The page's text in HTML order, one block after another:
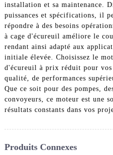
installation et sa maintenance.
puissances et spécifications, il
répondre à des besoins
à cage d'écureuil améliore le
rendant ainsi adapté aux
initiale élevée. Choisissez le
d'écureuil à prix réduit pour
qualité, de performances
Que ce soit pour des pompes,
convoyeurs, ce moteur est une
résultats constants dans vos
Produits Connexes